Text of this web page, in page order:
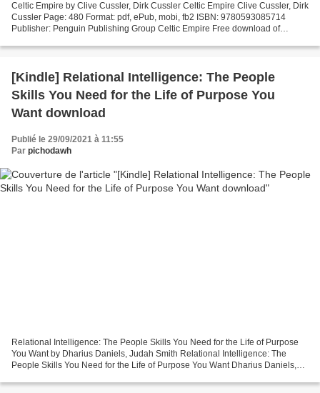
Celtic Empire by Clive Cussler, Dirk Cussler Celtic Empire Clive Cussler, Dirk
Cussler Page: 480 Format: pdf, ePub, mobi, fb2 ISBN: 9780593085714
Publisher: Penguin Publishing Group Celtic Empire Free download of
[Kindle] Relational Intelligence: The People
Skills You Need for the Life of Purpose You
Want download
Publié le 29/09/2021 à 11:55
Par pichodawh
Relational Intelligence: The People Skills You Need for the Life of Purpose
You Want by Dharius Daniels, Judah Smith Relational Intelligence: The
People Skills You Need for the Life of Purpose You Want Dharius Daniels,